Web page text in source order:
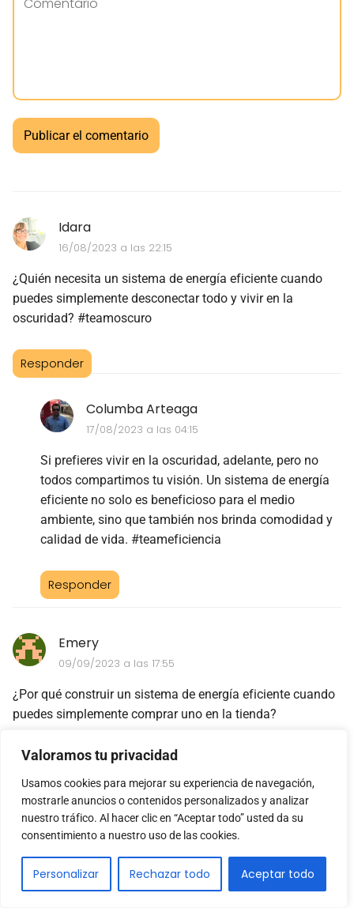
Valoramos tu privacidad
Usamos cookies para mejorar su experiencia de navegación,
mostrarle anuncios o contenidos personalizados y analizar
nuestro tráfico. Al hacer clic en “Aceptar todo” usted da su
consentimiento a nuestro uso de las cookies.
Personalizar Rechazar todo Aceptar todo
Idara
16/08/2023 a las 22:15
¿Quién necesita un sistema de energía eficiente cuando
puedes simplemente desconectar todo y vivir en la
oscuridad? #teamoscuro
Responder
Columba Arteaga
17/08/2023 a las 04:15
Si prefieres vivir en la oscuridad, adelante, pero no
todos compartimos tu visión. Un sistema de energía
eficiente no solo es beneficioso para el medio
ambiente, sino que también nos brinda comodidad y
calidad de vida. #teameficiencia
Responder
Emery
09/09/2023 a las 17:55
¿Por qué construir un sistema de energía eficiente cuando
puedes simplemente comprar uno en la tienda?
Responder
Fania
09/09/2023 a las 19:55
No todos pueden permitirse comprar uno en la tienda,
amigo. Además, construir un sistema de energía
eficiente te brinda la satisfacción de ser